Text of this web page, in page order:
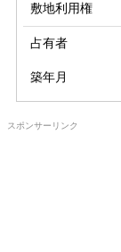
敷地利用権
占有者
築年月
スポンサーリンク